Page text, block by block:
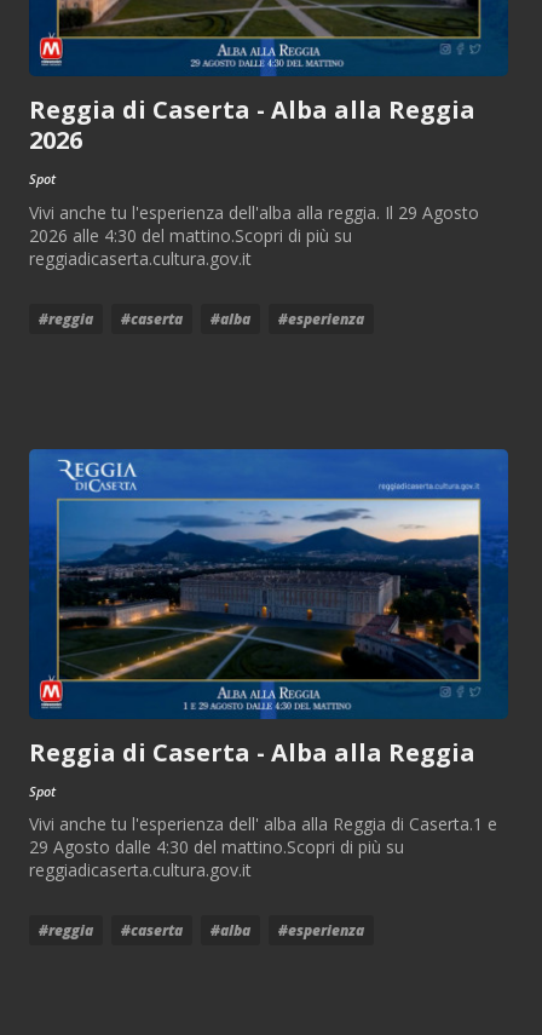
Reggia di Caserta - Alba alla Reggia
2026
Spot
Vivi anche tu l'esperienza dell'alba alla reggia. Il 29 Agosto
2026 alle 4:30 del mattino.Scopri di più su
reggiadicaserta.cultura.gov.it
#reggia #caserta #alba #esperienza
Reggia di Caserta - Alba alla Reggia
Spot
Vivi anche tu l'esperienza dell' alba alla Reggia di Caserta.1 e
29 Agosto dalle 4:30 del mattino.Scopri di più su
reggiadicaserta.cultura.gov.it
#reggia #caserta #alba #esperienza